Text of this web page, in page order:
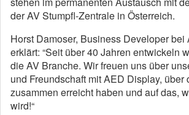
der AV Stumpfl-Zentrale in Österreich.
Horst Damoser, Business Developer bei
erklärt: “Seit über 40 Jahren entwickeln
die AV Branche. Wir freuen uns über
und Freundschaft mit AED Display, über
zusammen erreicht haben und auf das,
wird!“